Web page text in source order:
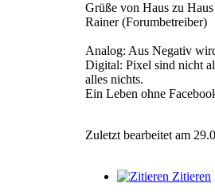
Grüße von Haus zu Haus
Rainer (Forumbetreiber)
Analog: Aus Negativ
Digital: Pixel sind nicht
alles nichts.
Ein Leben ohne
Zuletzt bearbeitet am
Zitieren